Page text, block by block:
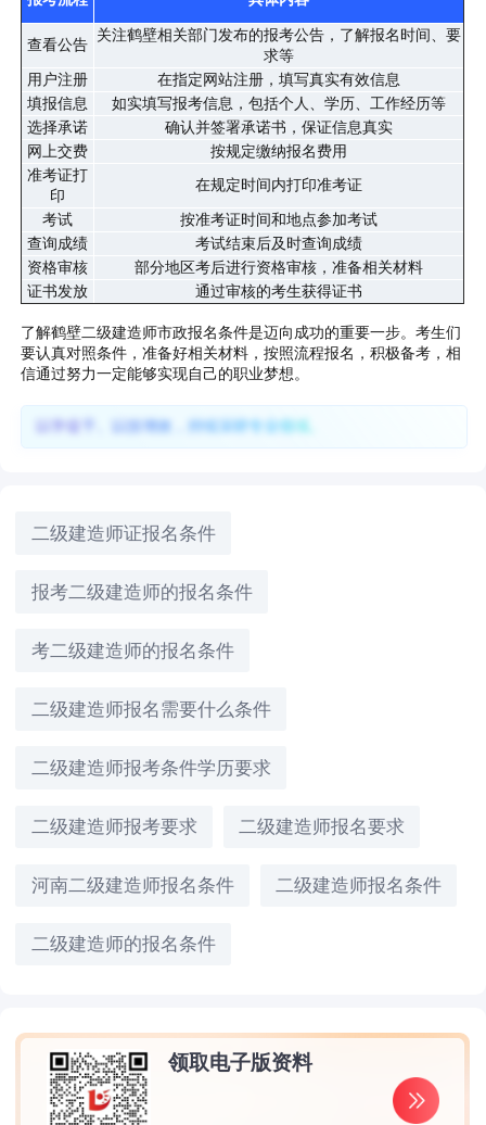
查看公告
关注鹤壁相关部门发布的报考公告，了解报名时间、要
求等
用户注册
在指定网站注册，填写真实有效信息
填报信息
如实填写报考信息，包括个人、学历、工作经历等
选择承诺
确认并签署承诺书，保证信息真实
网上交费
按规定缴纳报名费用
准考证打
印
在规定时间内打印准考证
考试
按准考证时间和地点参加考试
查询成绩
考试结束后及时查询成绩
资格审核
部分地区考后进行资格审核，准备相关材料
证书发放
通过审核的考生获得证书
了解鹤壁二级建造师市政报名条件是迈向成功的重要一步。考生们
要认真对照条件，准备好相关材料，按照流程报名，积极备考，相
信通过努力一定能够实现自己的职业梦想。
以学促干、以技增效，持续深耕专业领域。
二级建造师证报名条件
报考二级建造师的报名条件
考二级建造师的报名条件
二级建造师报名需要什么条件
二级建造师报考条件学历要求
二级建造师报考要求 二级建造师报名要求
河南二级建造师报名条件 二级建造师报名条件
二级建造师的报名条件
领取电子版资料